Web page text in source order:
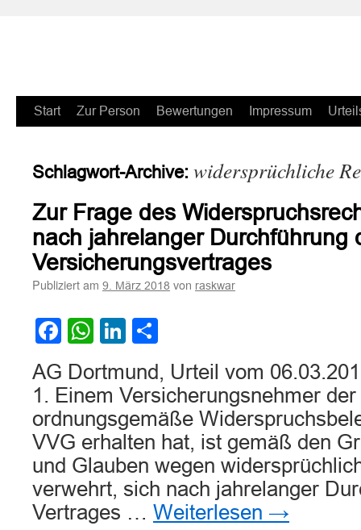
Zum
springen
Start Zur Person Bewertungen Impressum
Schlagwort-Archive: widersprüchliche
Zur Frage des
nach jahrelanger Durchführung
Versicherungsvertrages
Publiziert am 9. März 2018 von raskwar
Facebook
WhatsApp
LinkedIn
AG Dortmund, Urteil vom
1. Einem Versicherungsnehmer der
ordnungsgemäße
VVG erhalten hat, ist gemäß den
und Glauben wegen
verwehrt, sich nach jahrelanger
Vertrages … Weiterlesen →